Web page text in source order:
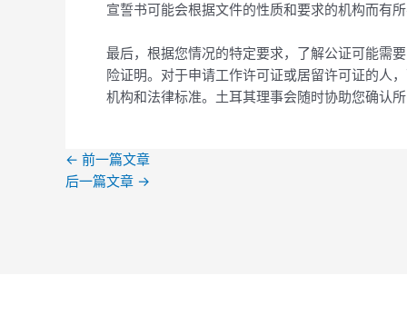
宣誓书可能会根据文件的性质和要求的机构而有
最后，根据您情况的特定要求，了解公证可能需
险证明。对于申请工作许可证或居留许可证的人
机构和法律标准。土耳其理事会随时协助您确认
← 前一篇文章
后一篇文章 →